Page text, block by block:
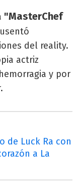
"MasterChef
del reality.
actriz
y por
de Luck Ra con
a La